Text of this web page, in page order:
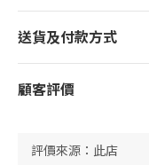
送貨及付款方式
顧客評價